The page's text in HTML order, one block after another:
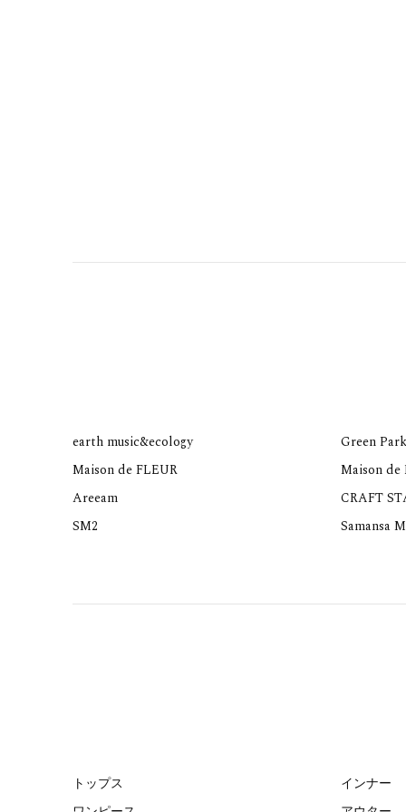
earth music&ecology
Green
Maison de FLEUR
Maison de
Areeam
CRAFT
SM2
Samansa
トップス
インナー